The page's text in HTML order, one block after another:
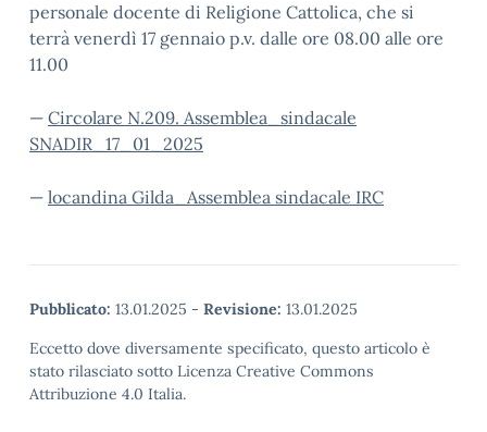
personale docente di Religione Cattolica, che si
terrà venerdì 17 gennaio p.v. dalle ore 08.00 alle ore
11.00
— Circolare N.209. Assemblea_sindacale
SNADIR_17_01_2025
— locandina Gilda_Assemblea sindacale IRC
Pubblicato: 13.01.2025 - Revisione: 13.01.2025
Eccetto dove diversamente specificato, questo articolo è
stato rilasciato sotto Licenza Creative Commons
Attribuzione 4.0 Italia.